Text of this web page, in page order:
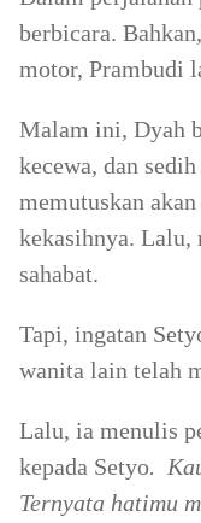
berbicara.
motor, Prambudi
Malam ini, Dyah
kecewa, dan
memutuskan
kekasihnya. Lalu,
sahabat.
Tapi, ingatan
wanita lain telah
Lalu, ia menulis
kepada Setyo.
Ternyata hatimu